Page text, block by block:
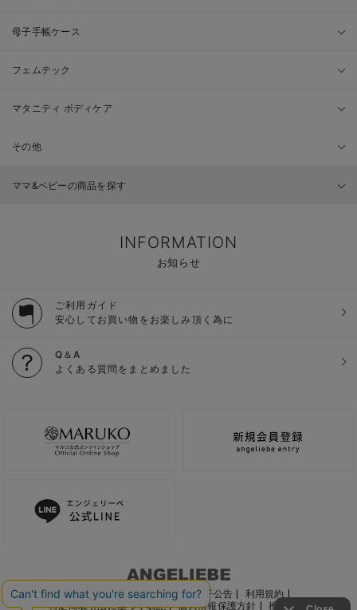
母子手帳ケース
フェムテック
マタニティ ボディケア
その他
ママ&ベビーの商品を探す
INFORMATION
お知らせ
ご利用ガイド
安心してお買い物をお楽しみ頂く為に
Q＆A
よくある質問をまとめました
ご利用ガイド 会社概要 電子公告
利用規約
特定商取引法に基づく表記
個人情報保護方針 推奨環境